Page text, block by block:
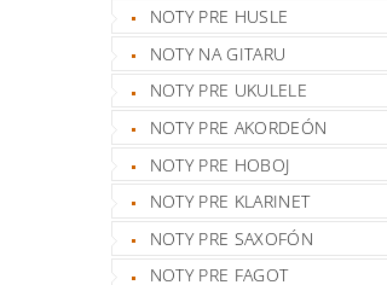
NOTY PRE HUSLE
NOTY NA GITARU
NOTY PRE UKULELE
NOTY PRE AKORDEÓN
NOTY PRE HOBOJ
NOTY PRE KLARINET
NOTY PRE SAXOFÓN
NOTY PRE FAGOT